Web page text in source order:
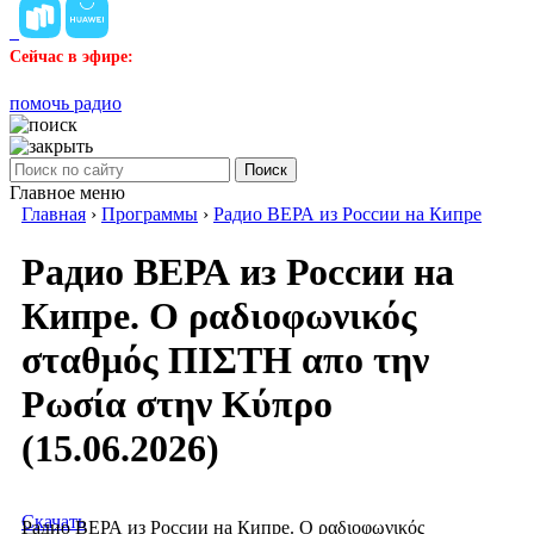
Сейчас в эфире:
помочь радио
Поиск
Главное меню
Главная › Программы › Радио ВЕРА из России на Кипре
Радио ВЕРА из России на
Кипре. Ο ραδιοφωνικός
σταθμός ΠΙΣΤΗ απο την
Ρωσία στην Κύπρο
(15.06.2026)
Радио ВЕРА из России на Кипре. Ο ραδιοφωνικός
Скачать